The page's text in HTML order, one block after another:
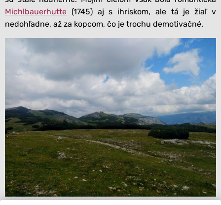
Michlbauerhutte (1745) aj s ihriskom, ale tá je žiaľ v
nedohľadne, až za kopcom, čo je trochu demotivačné.